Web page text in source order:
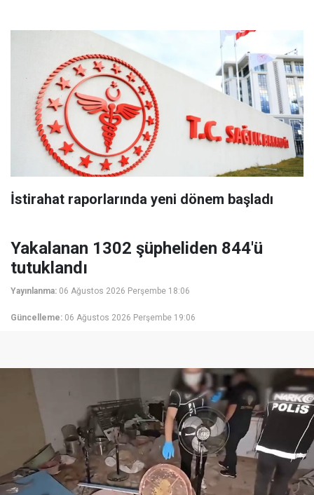
İstirahat raporlarında yeni dönem başladı
Yakalanan 1302 şüpheliden 844'ü
tutuklandı
Yayınlanma: 06 Ağustos 2026 Perşembe 18:06
Güncelleme: 06 Ağustos 2026 Perşembe 19:06